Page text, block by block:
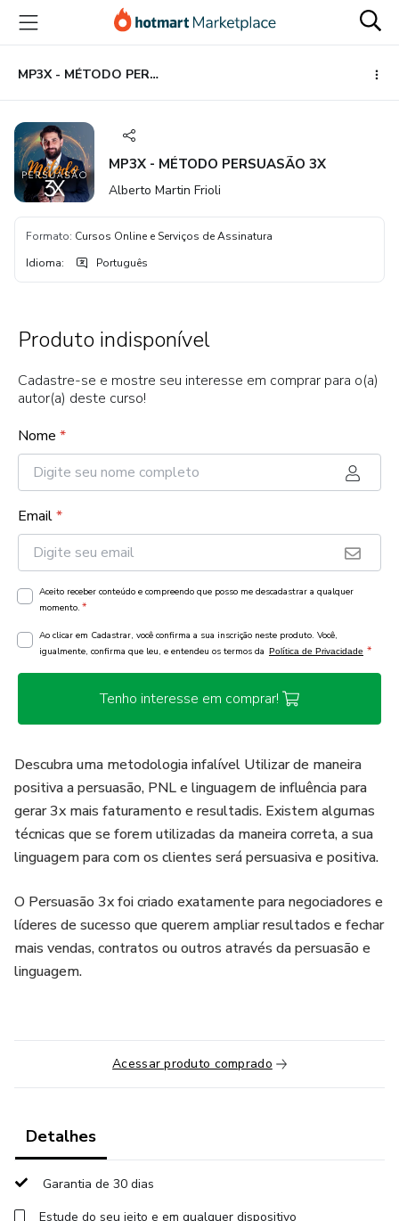
para
conteúdo
principal
para
pagamento
para
rodapé
MP3X - MÉTODO PERSUASÃO 3X
MP3X - MÉTODO PERSUASÃO 3X
Alberto Martin Frioli
Formato: Cursos Online e Serviços de Assinatura
Idioma: Português
Produto indisponível
Cadastre-se e mostre seu interesse em comprar para o(a)
autor(a) deste curso!
Nome *
Email*
Aceito receber conteúdo e compreendo que posso me descadastrar a qualquer
momento. *
Ao clicar em Cadastrar, você confirma a sua inscrição neste produto. Você,
igualmente, confirma que leu, e entendeu os termos da Política de Privacidade *
Tenho interesse em comprar!
Descubra uma metodologia infalível Utilizar de maneira
positiva a persuasão, PNL e linguagem de influência para
gerar 3x mais faturamento e resultadis. Existem algumas
técnicas que se forem utilizadas da maneira correta, a sua
linguagem para com os clientes será persuasiva e positiva.
O Persuasão 3x foi criado exatamente para negociadores e
líderes de sucesso que querem ampliar resultados e fechar
mais vendas, contratos ou outros através da persuasão e
linguagem.
Acessar produto comprado
Detalhes
Garantia de 30 dias
Estude do seu jeito e em qualquer dispositivo